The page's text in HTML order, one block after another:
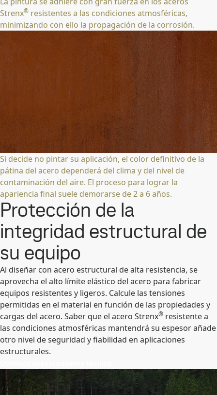
Strenx® resistentes a las condiciones atmosféricas,
minimizando con ello la propagación de la corrosión.
Si decide no pintar su aplicación, el color definitivo de la
pátina del acero dependerá del clima y del nivel de
contaminación del aire. El proceso para lograr la
apariencia final suele demorarse de 2 a 6 años.
Protección de la
integridad estructural de
su equipo
Al diseñar con acero estructural de alta resistencia, se
aprovecha el alto límite elástico del acero para fabricar
equipos resistentes y ligeros. Calcule las tensiones
permitidas en el material en función de las propiedades y
cargas del acero. Saber que el acero Strenx® resistente a
las condiciones atmosféricas mantendrá su espesor añade
otro nivel de seguridad y fiabilidad en aplicaciones
estructurales.